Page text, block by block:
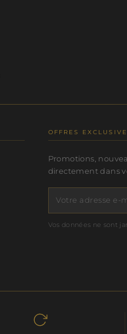
OFFRES
Promotions,
directement dans
Vos données ne sont